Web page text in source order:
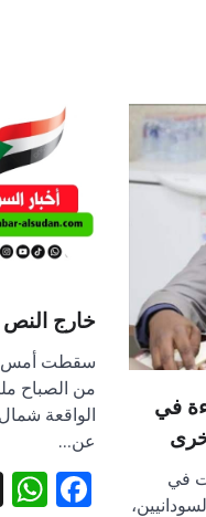
في
في
خارج النص
سقطت أمس
من الصباح
الواقعة
عن…